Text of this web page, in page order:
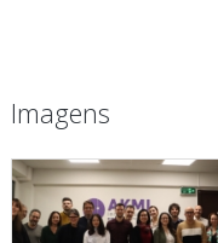
Imagens